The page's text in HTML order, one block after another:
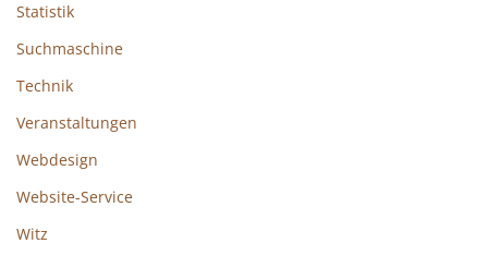
Statistik
Suchmaschine
Technik
Veranstaltungen
Webdesign
Website-Service
Witz